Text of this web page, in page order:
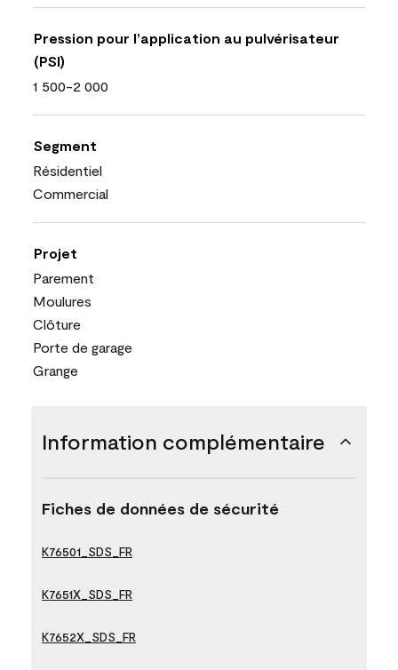
Pression pour l’application au pulvérisateur
(PSI)
1 500-2 000
Segment
Résidentiel
Commercial
Projet
Parement
Moulures
Clôture
Porte de garage
Grange
Information complémentaire
Fiches de données de sécurité
K76501_SDS_FR
K7651X_SDS_FR
K7652X_SDS_FR